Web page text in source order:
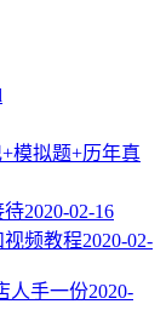
模拟题+历年真
待2020-02-16
视频教程2020-02-
人手一份2020-